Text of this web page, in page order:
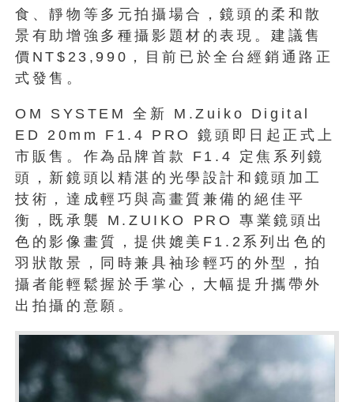
食、靜物等多元拍攝場合，鏡頭的柔和散
景有助增強多種攝影題材的表現。建議售
價NT$23,990，目前已於全台經銷通路正
式發售。
OM SYSTEM 全新 M.Zuiko Digital
ED 20mm F1.4 PRO 鏡頭即日起正式上
市販售。作為品牌首款 F1.4 定焦系列鏡
頭，新鏡頭以精湛的光學設計和鏡頭加工
技術，達成輕巧與高畫質兼備的絕佳平
衡，既承襲 M.ZUIKO PRO 專業鏡頭出
色的影像畫質，提供媲美F1.2系列出色的
羽狀散景，同時兼具袖珍輕巧的外型，拍
攝者能輕鬆握於手掌心，大幅提升攜帶外
出拍攝的意願。